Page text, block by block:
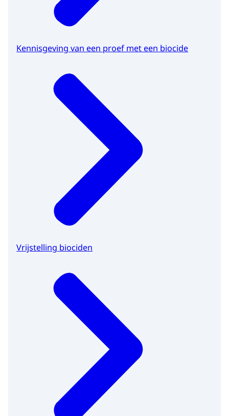
Kennisgeving van een proef met een biocide
Vrijstelling biociden